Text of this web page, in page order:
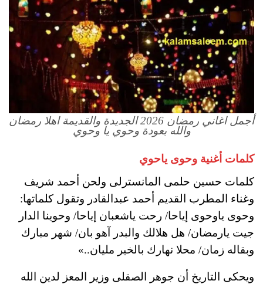
أجمل اغاني رمضان 2026 الجديدة والقديمة اهلا رمضان
والله بعودة وحوي يا وحوي
كلمات أغنية وحوى ياحوي
كلمات حسين حلمى المانسترلى ولحن أحمد شريف
وغناء المطرب القديم أحمد عبدالقادر وتقول كلماتها:
وحوى ياوحوى إياحا/ رحت ياشعبان إياحا/ وحوينا الدار
جيت يارمضان/ هل هلالك والبدر آهو بان/ شهر مبارك
وبقاله زمان/ محلا نهارك بالخير مليان..»
ويحكى التاريخ أن جوهر الصقلى وزير المعز لدين الله